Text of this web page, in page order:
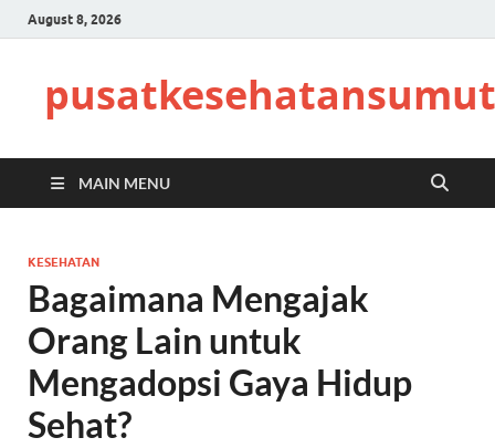
August 8, 2026
MAIN MENU
KESEHATAN
Bagaimana Mengajak
Orang Lain untuk
Mengadopsi Gaya Hidup
Sehat?